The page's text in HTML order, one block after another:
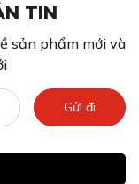
TIN
sản phẩm mới và
Gửi đi